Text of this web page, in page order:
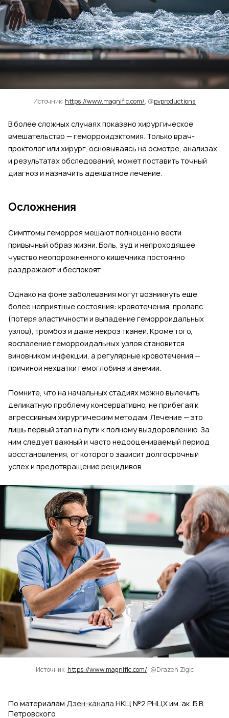
Источник: https://www.magnific.com/, @pvproductions
В более сложных случаях показано хирургическое
вмешательство — геморроидэктомия. Только врач-
проктолог или хирург, основываясь на осмотре, анализах
и результатах обследований, может поставить точный
диагноз и назначить адекватное лечение.
Осложнения
Симптомы геморроя мешают полноценно вести
привычный образ жизни. Боль, зуд и непроходящее
чувство неопорожненного кишечника постоянно
раздражают и беспокоят.
Однако на фоне заболевания могут возникнуть еще
более неприятные состояния: кровотечения, пролапс
(потеря эластичности и выпадение геморроидальных
узлов), тромбоз и даже некроз тканей. Кроме того,
воспаление геморроидальных узлов становится
виновником инфекции, а регулярные кровотечения —
причиной нехватки гемоглобина и анемии.
Помните, что на начальных стадиях можно вылечить
деликатную проблему консервативно, не прибегая к
агрессивным хирургическим методам. Лечение — это
лишь первый этап на пути к полному выздоровлению. За
ним следует важный и часто недооцениваемый период
восстановления, от которого зависит долгосрочный
успех и предотвращение рецидивов.
Источник: https://www.magnific.com/, @Drazen Zigic
По материалам Дзен-канала НКЦ №2 РНЦХ им. ак. Б.В.
Петровского